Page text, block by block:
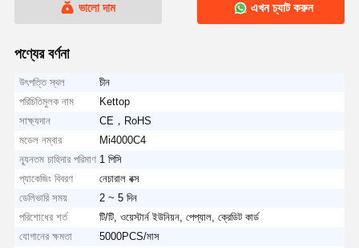
ভালো দাম এখন চ্যাট করুন
পণ্যের বর্ণনা
উৎপত্তি স্থল
চীন
পরিচিতিমুলক নাম
Kettop
সাক্ষ্যদান
CE，RoHS
মডেল নম্বার
Mi4000C4
ন্যূনতম চাহিদার পরিমাণ 1 পিসি
প্যাকেজিং বিবরণ
নেচারাল বক্স
ডেলিভারি সময়
2 ~ 5 দিন
পরিশোধের শর্ত
টি/টি, ওয়েস্টার্ন ইউনিয়ন, পেপ্যাল, ক্রেডিট কার্ড
যোগানের ক্ষমতা
5000PCS/মাস